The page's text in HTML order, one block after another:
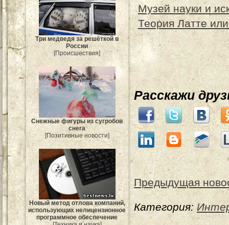
Три медведя за решёткой в
России
[Происшествия]
Снежные фигуры из сугробов
снега
[Позитивные новости]
Новый метод отлова компаний,
использующих нелицензионное
программное обеспечение
Музей науки и
Теория Латте
Расскажи
Предыдущая
Категория: